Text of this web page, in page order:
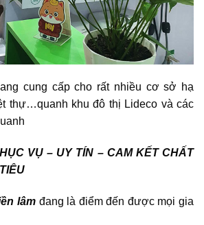
cung cấp cho rất nhiều cơ sở hạ
thự…quanh khu đô thị Lideco và các
VỤ – UY TÍN – CAM KẾT CHẤT
lâmđang là điểm đến được mọi gia